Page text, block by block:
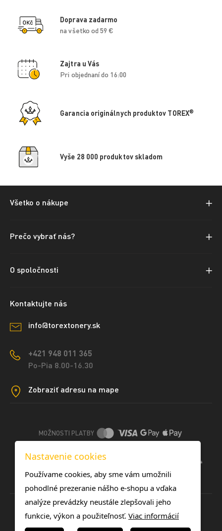
Doprava zadarmo
na všetko od 59 €
Zajtra u Vás
Pri objednaní do 16:00
Garancia originálnych produktov TOREX®
Vyše 28 000 produktov skladom
Všetko o nákupe
Prečo vybrať nás?
O spoločnosti
Kontaktujte nás
info@torextonery.sk
+421 948 011 365
Po-Pia 8.00-16.30
Zobraziť adresu na mape
MOŽNOSTI PLATBY
Nastavenie cookies
Používame cookies, aby sme vám umožnili
pohodlné prezeranie nášho e-shopu a vďaka
analýze prevádzky neustále zlepšovali jeho
funkcie, výkon a použiteľnosť. Viac informácií